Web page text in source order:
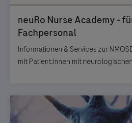
Informationen & Services zur
mit Patient:innen mit